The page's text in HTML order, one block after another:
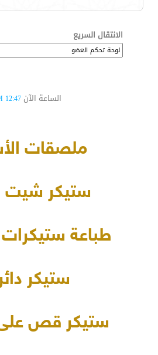
الانتقال السريع
الساعة الآن 12:47 PM
ملصقات
ستيكر شيت
طباعة
ستيكر
ستيكر قص على